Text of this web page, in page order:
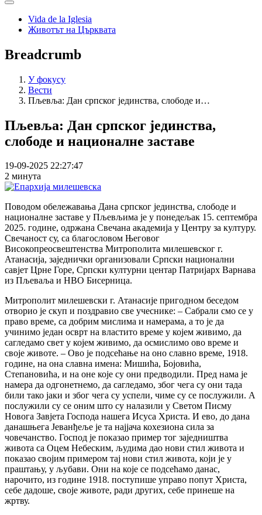
Vida de la Iglesia
Животът на Църквата
Breadcrumb
У фокусу
Вести
Пљевља: Дан српског јединства, слободе и…
Пљевља: Дан српског јединства,
слободе и националне заставе
19-09-2025 22:27:47
2 минута
Поводом обележавања Дана српског јединства, слободе и
националне заставе у Пљевљима је у понедељак 15. септембра
2025. године, одржана Свечана академија у Центру за културу.
Свечаност су, са благословом Његовог
Високопреосвештенства Митрополита милешевског г.
Атанасија, заједнички организовали Српски национални
савјет Црне Горе, Српски културни центар Патријарх Варнава
из Пљеваља и НВО Бисерница.
Митрополит милешевски г. Атанасије пригодном беседом
отворио је скуп и поздравио све учеснике: – Сабрали смо се у
право време, са добрим мислима и намерама, а то је да
учинимо један осврт на властито време у којем живимо, да
сагледамо свет у којем живимо, да осмислимо ово време и
своје животе. – Ово је подсећање на оно славно време, 1918.
године, на она славна имена: Мишића, Бојовића,
Степановића, и на оне које су они предводили. Пред нама је
намера да одгонетнемо, да сагледамо, због чега су они тада
били тако јаки и због чега су успели, чиме су се послужили. А
послужили су се оним што су налазили у Светом Писму
Новога Завјета Господа нашега Исуса Христа. И ево, до дана
данашњега Јеванђеље је та најјача кохезиона сила за
човечанство. Господ је показао пример тог заједништва
живота са Оцем Небеским, људима дао нови стил живота и
показао својим примером тај нови стил живота, који је у
праштању, у љубави. Они на које се подсећамо данас,
нарочито, из године 1918. поступише управо попут Христа,
себе дадоше, своје животе, ради других, себе принеше на
жртву.